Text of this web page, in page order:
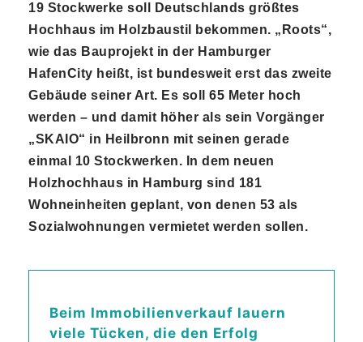
19 Stockwerke soll Deutschlands größtes
Hochhaus im Holzbaustil bekommen. „Roots“,
wie das Bauprojekt in der Hamburger
HafenCity heißt, ist bundesweit erst das zweite
Gebäude seiner Art. Es soll 65 Meter hoch
werden – und damit höher als sein Vorgänger
„SKAIO“ in Heilbronn mit seinen gerade
einmal 10 Stockwerken. In dem neuen
Holzhochhaus in Hamburg sind 181
Wohneinheiten geplant, von denen 53 als
Sozialwohnungen vermietet werden sollen.
Beim Immobilienverkauf lauern
viele Tücken, die den Erfolg